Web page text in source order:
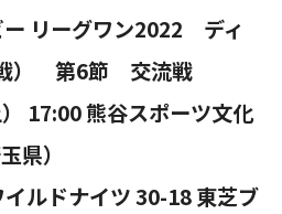
リーグワン2022 ディ
） 第6節 交流戦
17:00 熊谷スポーツ文化
県）
ルドナイツ 30-18 東芝ブ